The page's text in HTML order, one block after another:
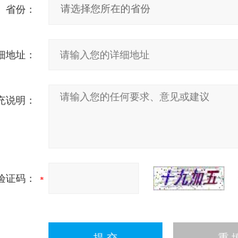
省份：
地址：
说明：
证码：